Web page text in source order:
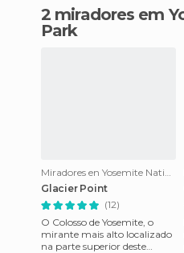
2 miradores em Yosemite National
Park
Miradores en Yosemite National Park
Glacier Point
(12)
O Colosso de Yosemite, o
mirante mais alto localizado
na parte superior deste